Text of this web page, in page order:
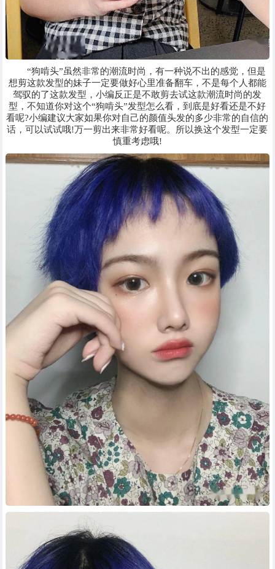
“狗啃头”虽然非常的潮流时尚，有一种说不出的感觉，但是
想剪这款发型的妹子一定要做好心里准备翻车，不是每个人都能
驾驭的了这款发型，小编反正是不敢剪去试这款潮流时尚的发
型，不知道你对这个“狗啃头”发型怎么看，到底是好看还是不好
看呢?小编建议大家如果你对自己的颜值头发的多少非常的自信的
话，可以试试哦!万一剪出来非常好看呢。所以换这个发型一定要
慎重考虑哦!